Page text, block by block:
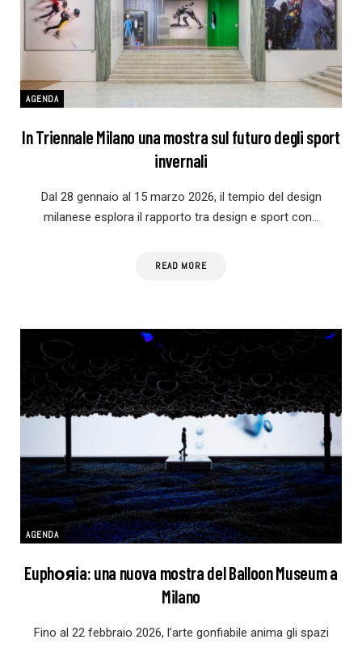
AGENDA
In Triennale Milano una mostra sul futuro degli sport
invernali
Dal 28 gennaio al 15 marzo 2026, il tempio del design
milanese esplora il rapporto tra design e sport con…
READ MORE
AGENDA
Euphояia: una nuova mostra del Balloon Museum a
Milano
Fino al 22 febbraio 2026, l’arte gonfiabile anima gli spazi